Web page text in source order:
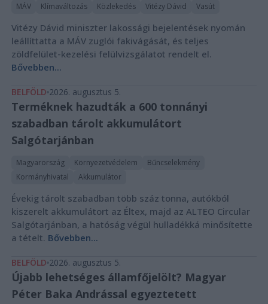
MÁV Klímaváltozás Közlekedés Vitézy Dávid Vasút
Vitézy Dávid miniszter lakossági bejelentések nyomán
leállíttatta a MÁV zuglói fakivágását, és teljes
zöldfelület-kezelési felülvizsgálatot rendelt el.
Bővebben...
BELFÖLD 2026. augusztus 5.
Terméknek hazudták a 600 tonnányi
szabadban tárolt akkumulátort
Salgótarjánban
Magyarország Környezetvédelem
Bűncselekmény
Kormányhivatal
Akkumulátor
Évekig tárolt szabadban több száz tonna, autókból
kiszerelt akkumulátort az Éltex, majd az ALTEO Circular
Salgótarjánban, a hatóság végül hulladékká minősítette
a tételt. Bővebben...
BELFÖLD 2026. augusztus 5.
Újabb lehetséges államfőjelölt? Magyar
Péter Baka Andrással egyeztetett